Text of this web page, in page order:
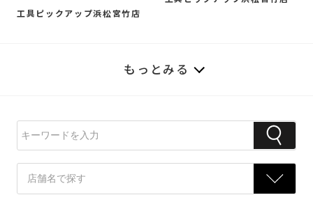
工具ピックアップ浜松宮竹店
もっとみる